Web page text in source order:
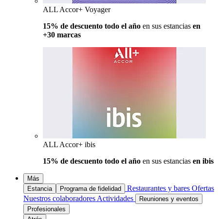
ALL Accor+ Voyager
15% de descuento todo el año en sus estancias en
+30 marcas
ALL Accor+ ibis
15% de descuento todo el año en sus estancias en ibis
Más
Estancia
Programa de fidelidad Restaurantes y bares Ofertas
Nuestros colaboradores Actividades
Reuniones y eventos
Profesionales